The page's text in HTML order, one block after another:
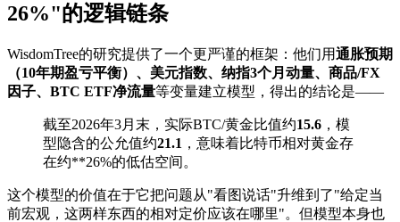
26%"的逻辑链条
WisdomTree的研究提供了一个更严谨的框架：他们用通胀预期
（10年期盈亏平衡）、美元指数、纳指3个月动量、商品/FX
因子、BTC ETF净流量等变量建立模型，得出的结论是——
截至2026年3月末，实际BTC/黄金比值约15.6 ，模
型隐含的公允值约21.1 ，意味着比特币相对黄金存
在约**26%的低估空间。
这个模型的价值在于它把问题从"看图说话"升维到了"给定当
前宏观，这两样东西的相对定价应该在哪里"。但模型本身也